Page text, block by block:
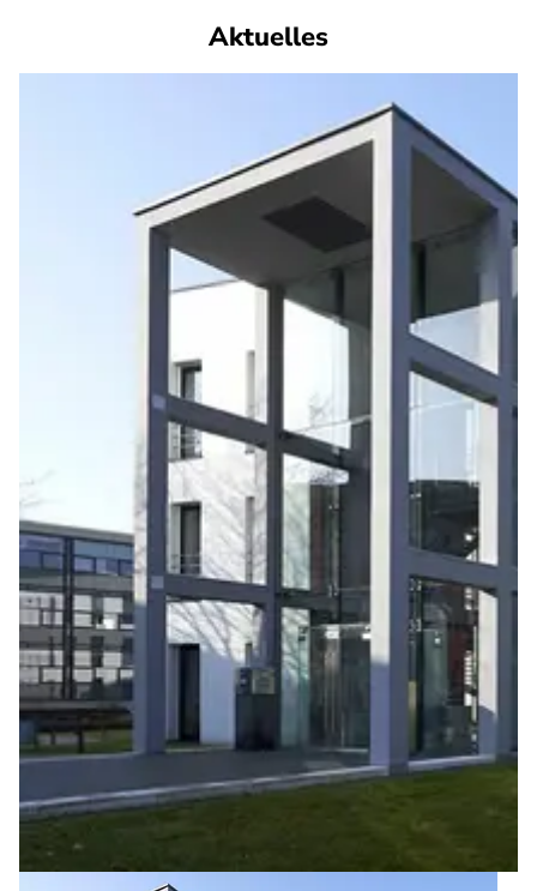
Aktuelles